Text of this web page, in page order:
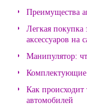
Преимущества
Легкая покупка
аксессуаров на
Манипулятор:
Как
автомобилей